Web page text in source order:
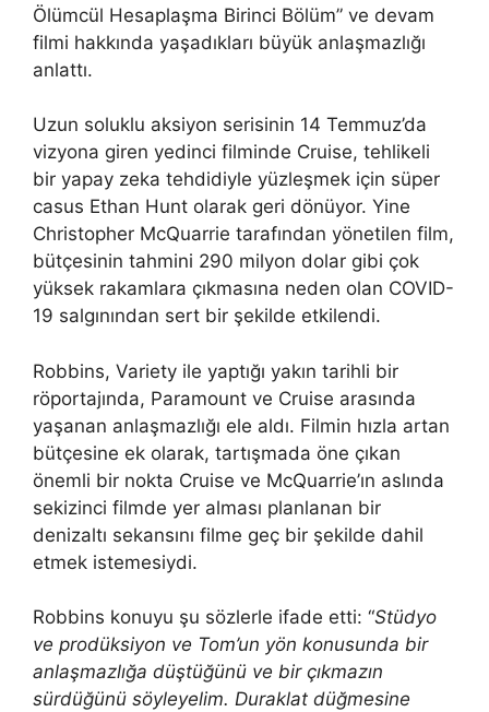
Ölümcül Hesaplaşma Birinci Bölüm” ve devam
filmi hakkında yaşadıkları büyük anlaşmazlığı
anlattı.
Uzun soluklu aksiyon serisinin 14 Temmuz’da
vizyona giren yedinci filminde Cruise, tehlikeli
bir yapay zeka tehdidiyle yüzleşmek için süper
casus Ethan Hunt olarak geri dönüyor. Yine
Christopher McQuarrie tarafından yönetilen film,
bütçesinin tahmini 290 milyon dolar gibi çok
yüksek rakamlara çıkmasına neden olan COVID-
19 salgınından sert bir şekilde etkilendi.
Robbins, Variety ile yaptığı yakın tarihli bir
röportajında, Paramount ve Cruise arasında
yaşanan anlaşmazlığı ele aldı. Filmin hızla artan
bütçesine ek olarak, tartışmada öne çıkan
önemli bir nokta Cruise ve McQuarrie’ın aslında
sekizinci filmde yer alması planlanan bir
denizaltı sekansını filme geç bir şekilde dahil
etmek istemesiydi.
Robbins konuyu şu sözlerle ifade etti: “Stüdyo
ve prodüksiyon ve Tom’un yön konusunda bir
anlaşmazlığa düştüğünü ve bir çıkmazın
sürdüğünü söyleyelim. Duraklat düğmesine